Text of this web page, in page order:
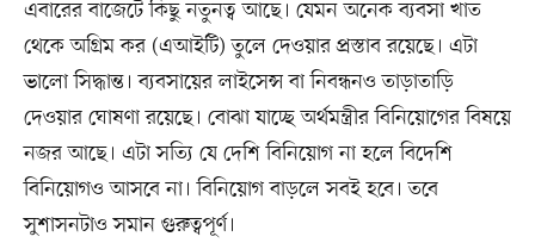
এবারের বাজেটে কিছু নতুনত্ব আছে। যেমন অনেক ব্যবসা খাত
থেকে অগ্রিম কর (এআইটি) তুলে দেওয়ার প্রস্তাব রয়েছে। এটা
ভালো সিদ্ধান্ত। ব্যবসায়ের লাইসেন্স বা নিবন্ধনও তাড়াতাড়ি
দেওয়ার ঘোষণা রয়েছে। বোঝা যাচ্ছে অর্থমন্ত্রীর বিনিয়োগের বিষয়ে
নজর আছে। এটা সত্যি যে দেশি বিনিয়োগ না হলে বিদেশি
বিনিয়োগও আসবে না। বিনিয়োগ বাড়লে সবই হবে। তবে
সুশাসনটাও সমান গুরুত্বপূর্ণ।